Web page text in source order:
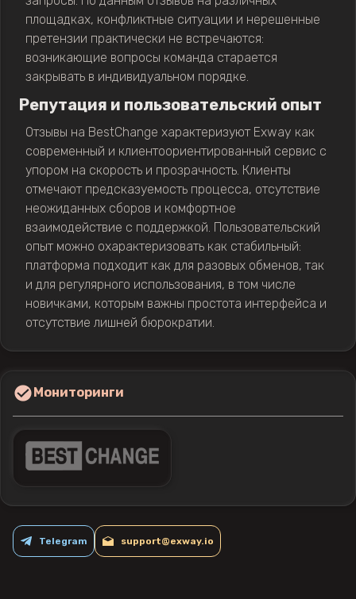
площадках, конфликтные ситуации и нерешенные
претензии практически не встречаются:
возникающие вопросы команда старается
закрывать в индивидуальном порядке.
Репутация и пользовательский опыт
Отзывы на BestChange характеризуют Exway как
современный и клиентоориентированный сервис с
упором на скорость и прозрачность. Клиенты
отмечают предсказуемость процесса, отсутствие
неожиданных сборов и комфортное
взаимодействие с поддержкой. Пользовательский
опыт можно охарактеризовать как стабильный:
платформа подходит как для разовых обменов, так
и для регулярного использования, в том числе
новичками, которым важны простота интерфейса и
отсутствие лишней бюрократии.
Мониторинги
Telegram support@exway.io